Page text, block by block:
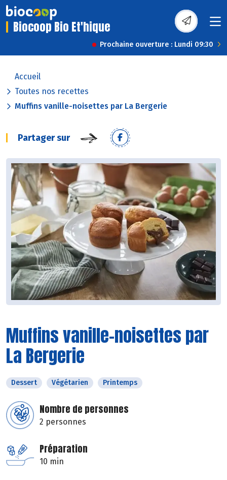
Biocoop Bio Et'hique
Prochaine ouverture : Lundi 09:30
Accueil
Toutes nos recettes
Muffins vanille-noisettes par La Bergerie
Partager sur
Muffins vanille-noisettes par
La Bergerie
Dessert Végétarien Printemps
Nombre de personnes
2 personnes
Préparation
10 min